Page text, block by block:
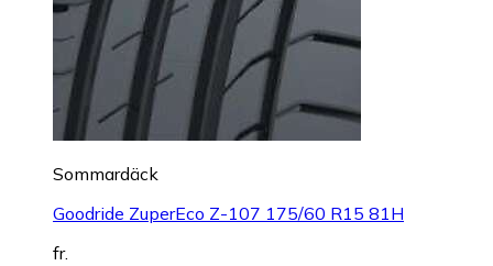
Sommardäck
Goodride ZuperEco Z-107 175/60 R15 81H
fr.